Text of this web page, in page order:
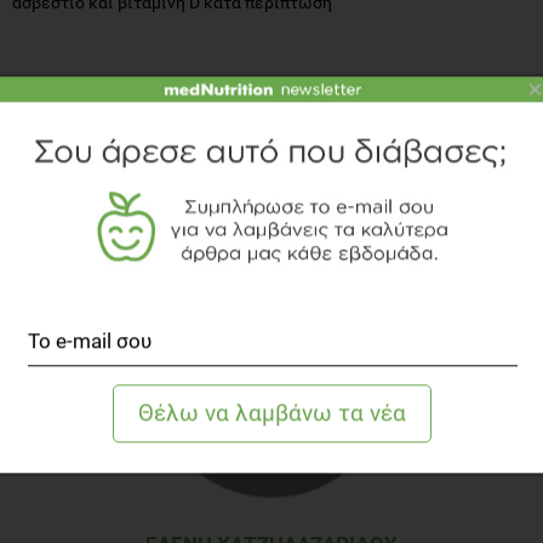
ΒΙΒΛΙΟΓΡΑΦΙΑ
Christodoulou, C.C., Demetriou, C.A., Zamba-Papanicolaou,
E., 2020. Dietary Intake, Mediterranean Diet Adherence and
Pathogenesis and Treatment. Neurologic Clinics, Movement
Disorders 33, 101–114.
https://doi.org/10.1016/j.ncl.2014.09.003
Jurcau, A., 2022. Molecular Pathophysiological Mechanisms
×